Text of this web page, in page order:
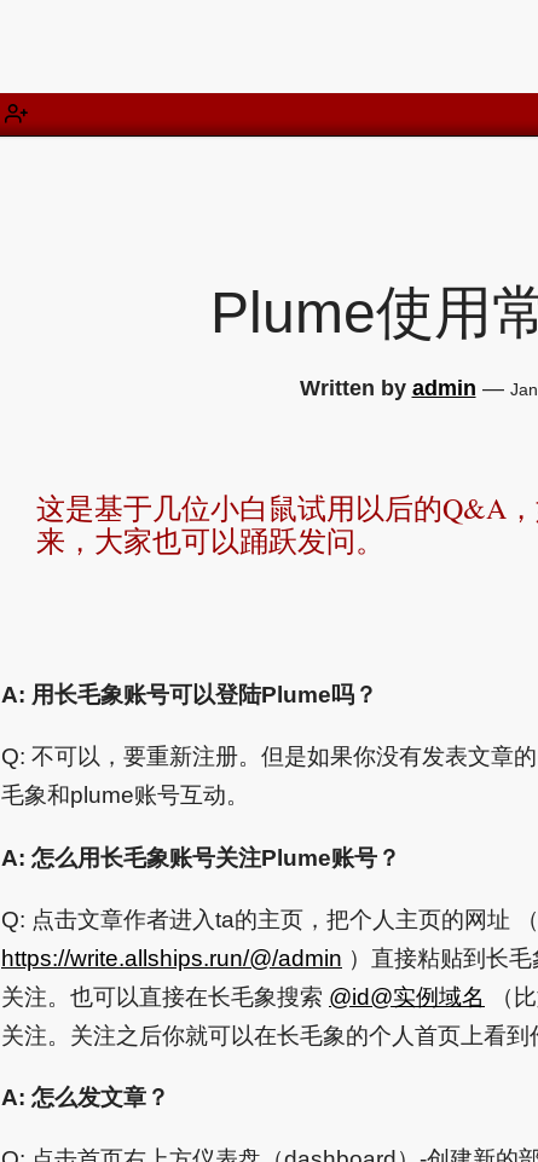
Plume使用
Written by admin —
这是基于几位小白鼠试用以后的Q&A
来，大家也可以踊跃发问。
A: 用长毛象账号可以登陆Plume吗？
Q: 不可以，要重新注册。但是如果你没有发表文章
毛象和plume账号互动。
A: 怎么用长毛象账号关注Plume账号？
Q: 点击文章作者进入ta的主页，把个人主页的网址
https://write.allships.run/@/admin ）直接粘贴到长
关注。也可以直接在长毛象搜索 @id@实例域名 （
关注。关注之后你就可以在长毛象的个人首页上看到
A: 怎么发文章？